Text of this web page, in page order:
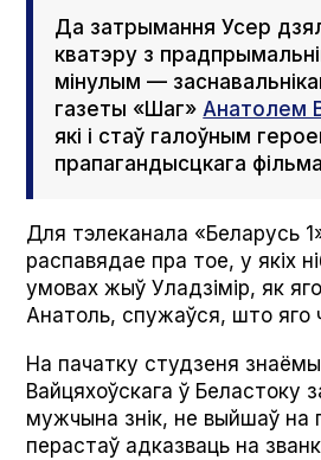
Да затрымання Усер
кватэру з
мінулым —
газеты «Шаг»Анатолем
які і стаў галоўным
прапагандысцкага
Для тэлеканала «Беларусь
распавядае пра тое, у якіх
умовах жыў Уладзімір, як яго
Анатоль, спужаўся, што яго
На пачатку студзеня
Вайцяхоўскага ў Беластоку
мужчына знік, не выйшаў на
перастаў адказваць на